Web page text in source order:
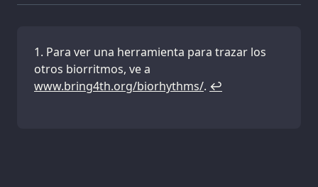
Para ver una herramienta para trazar los
otros biorritmos, ve a
www.bring4th.org/biorhythms/. ↩